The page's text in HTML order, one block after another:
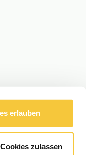
erlauben
zulassen